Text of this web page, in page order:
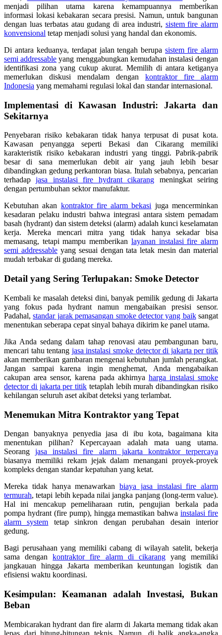
menjadi pilihan utama karena kemampuannya memberikan
informasi lokasi kebakaran secara presisi. Namun, untuk bangunan
dengan luas terbatas atau gudang di area industri, sistem fire alarm
konvensional tetap menjadi solusi yang handal dan ekonomis.
Di antara keduanya, terdapat jalan tengah berupasistem fire alarm
semi addressable yang menggabungkan kemudahan instalasi dengan
identifikasi zona yang cukup akurat. Memilih di antara ketiganya
memerlukan diskusi mendalam dengan kontraktor fire alarm
Indonesia yang memahami regulasi lokal dan standar internasional.
Implementasi di Kawasan Industri: Jakarta dan
Sekitarnya
Penyebaran risiko kebakaran tidak hanya terpusat di pusat kota.
Kawasan penyangga seperti Bekasi dan Cikarang memiliki
karakteristik risiko kebakaran industri yang tinggi. Pabrik-pabrik
besar di sana memerlukan debit air yang jauh lebih besar
dibandingkan gedung perkantoran biasa. Itulah sebabnya, pencarian
terhadapjasa instalasi fire hydrant cikarang meningkat seiring
dengan pertumbuhan sektor manufaktur.
Kebutuhan akan kontraktor fire alarm bekasi juga mencerminkan
kesadaran pelaku industri bahwa integrasi antara sistem pemadam
basah (hydrant) dan sistem deteksi (alarm) adalah kunci keselamatan
kerja. Mereka mencari mitra yang tidak hanya sekadar bisa
memasang, tetapi mampu memberikan layanan instalasi fire alarm
semi addressableyang sesuai dengan tata letak mesin dan material
mudah terbakar di gudang mereka.
Detail yang Sering Terlupakan: Smoke Detector
Kembali ke masalah deteksi dini, banyak pemilik gedung di Jakarta
yang fokus pada hydrant namun mengabaikan presisi sensor.
Padahal,standar jarak pemasangan smoke detector yang baiksangat
menentukan seberapa cepat sinyal bahaya dikirim ke panel utama.
Jika Anda sedang dalam tahap renovasi atau pembangunan baru,
mencari tahu tentang jasa instalasi smoke detector di jakarta per titik
akan memberikan gambaran mengenai kebutuhan jumlah perangkat.
Jangan sampai karena ingin menghemat, Anda mengabaikan
cakupan area sensor, karena pada akhirnya harga instalasi smoke
detector di jakarta per titik tetaplah lebih murah dibandingkan risiko
kehilangan seluruh aset akibat deteksi yang terlambat.
Menemukan Mitra Kontraktor yang Tepat
Dengan banyaknya penyedia jasa di ibu kota, bagaimana kita
menentukan pilihan? Kepercayaan adalah mata uang utama.
Seorangjasa instalasi fire alarm jakarta kontraktor terpercaya
biasanya memiliki rekam jejak dalam menangani proyek-proyek
kompleks dengan standar kepatuhan yang ketat.
Mereka tidak hanya menawarkan biaya jasa instalasi fire alarm
termurah, tetapi lebih kepada nilai jangka panjang (long-term value).
Hal ini mencakup pemeliharaan rutin, pengujian berkala pada
pompa hydrant (fire pump), hingga memastikan bahwainstalasi fire
alarm system tetap sinkron dengan perubahan desain interior
gedung.
Bagi perusahaan yang memiliki cabang di wilayah satelit, bekerja
sama dengankontraktor fire alarm di cikarangyang memiliki
jangkauan hingga Jakarta memberikan keuntungan logistik dan
efisiensi waktu koordinasi.
Kesimpulan: Keamanan adalah Investasi, Bukan
Beban
Membicarakan hydrant dan fire alarm di Jakarta memang tidak akan
lepas dari hitung-hitungan teknis. Namun, di balik angka-angka